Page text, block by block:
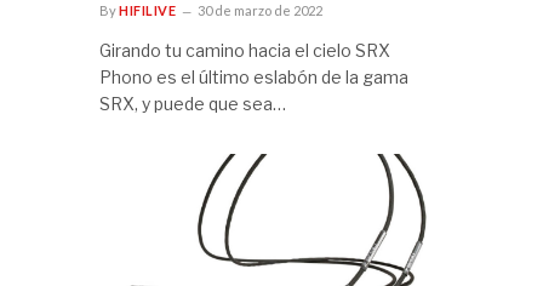
ByHIFILIVE 30 de marzo de 2022
Girando tu camino hacia el cielo SRX
Phono es el último eslabón de la gama
SRX, y puede que sea…